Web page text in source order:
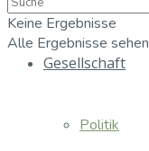
Gesellschaft
Politik
Keine Ergebnisse
Alle Ergebnisse sehen